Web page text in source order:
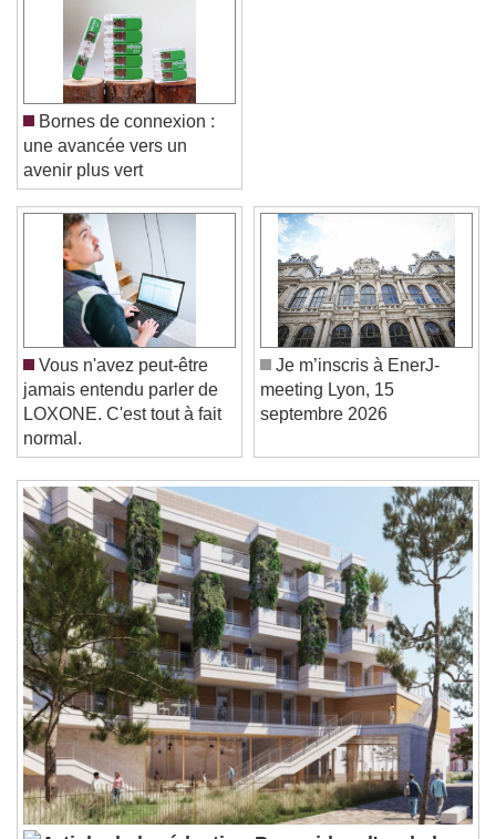
Video Player is loading.
Play Video
Play
Skip Backward
Skip Forward
Unmute
Current Time0:00
/
Duration-:-
Stream TypeLIVE
Seek to live, currently behind liveLIVE
Remaining Time-0:00
1x
Playback Rate
Chapters
Chapters
Descriptions
descriptions off, selected
Subtitles
subtitles settings, opens subtitles
settings dialog
subtitles off, selected
Audio Track
Bornes de connexion :
une avancée vers un
avenir plus vert
Vous n'avez peut-être
jamais entendu parler de
LOXONE. C'est tout à fait
normal.
Je m’inscris à EnerJ-
meeting Lyon, 15